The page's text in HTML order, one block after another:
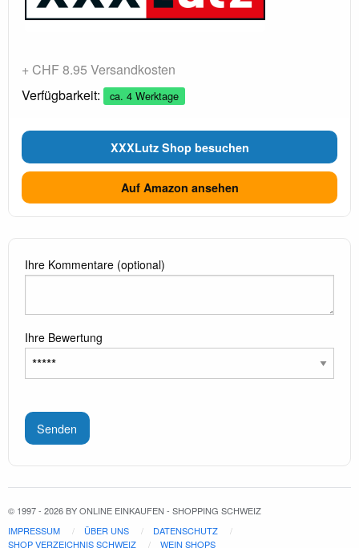
+ CHF 8.95 Versandkosten
Verfügbarkeit:
ca. 4 Werktage
XXXLutz Shop besuchen
Auf Amazon ansehen
Ihre Kommentare (optional)
Ihre Bewertung
Senden
© 1997 - 2026 BY ONLINE EINKAUFEN - SHOPPING SCHWEIZ
IMPRESSUM
ÜBER UNS
DATENSCHUTZ
SHOP VERZEICHNIS SCHWEIZ
WEIN SHOPS